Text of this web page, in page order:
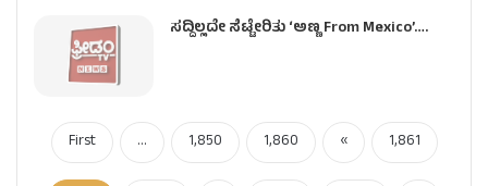
ಸದ್ದಿಲ್ಲದೇ ಸೆಟ್ಟೇರಿತು ‘ಅಣ್ಣ From Mexico’….
First ... 1,850 1,860 « 1,861